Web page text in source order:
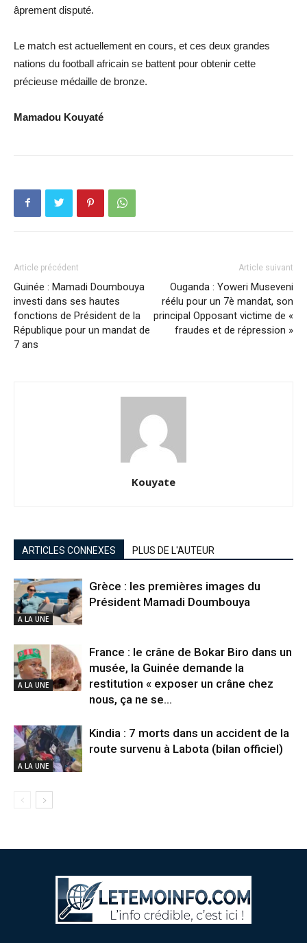
âprement disputé.
Le match est actuellement en cours, et ces deux grandes
nations du football africain se battent pour obtenir cette
précieuse médaille de bronze.
Mamadou Kouyaté
Article précédent
Guinée : Mamadi Doumbouya
investi dans ses hautes
fonctions de Président de la
République pour un mandat de
7 ans
Article suivant
Ouganda : Yoweri Museveni
réélu pour un 7è mandat, son
principal Opposant victime de «
fraudes et de répression »
Kouyate
ARTICLES CONNEXES PLUS DE L'AUTEUR
A LA UNE
Grèce : les premières images du
Président Mamadi Doumbouya
A LA UNE
France : le crâne de Bokar Biro dans un
musée, la Guinée demande la
restitution « exposer un crâne chez
nous, ça ne se...
A LA UNE
Kindia : 7 morts dans un accident de la
route survenu à Labota (bilan officiel)